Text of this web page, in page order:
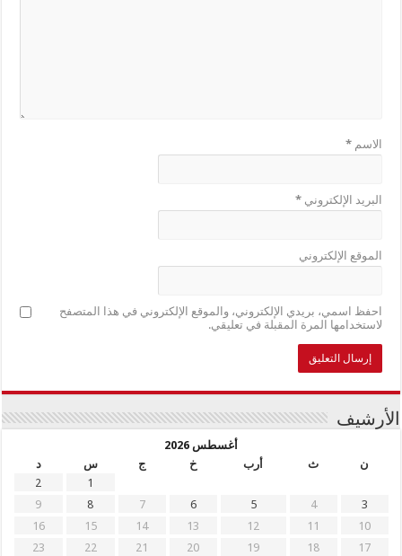
الاسم*
البريد الإلكتروني*
الموقع الإلكتروني
احفظ اسمي، بريدي الإلكتروني، والموقع الإلكتروني في هذا المتصفح
لاستخدامها المرة المقبلة في تعليقي.
الأرشيف
أغسطس 2026
ن
ث أرب خ ج س
د
1
2
3
4
5
6
7
8
9
10
11
12
13
14
15
16
17
18
19
20
21
22
23